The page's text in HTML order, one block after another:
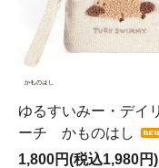
ゆるすいみー・デイ
ーチ かものはし
1,800円(税込1,980円)